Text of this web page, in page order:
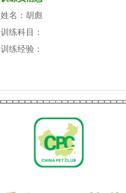
姓名： 胡彪
训练科目：
训练经验：